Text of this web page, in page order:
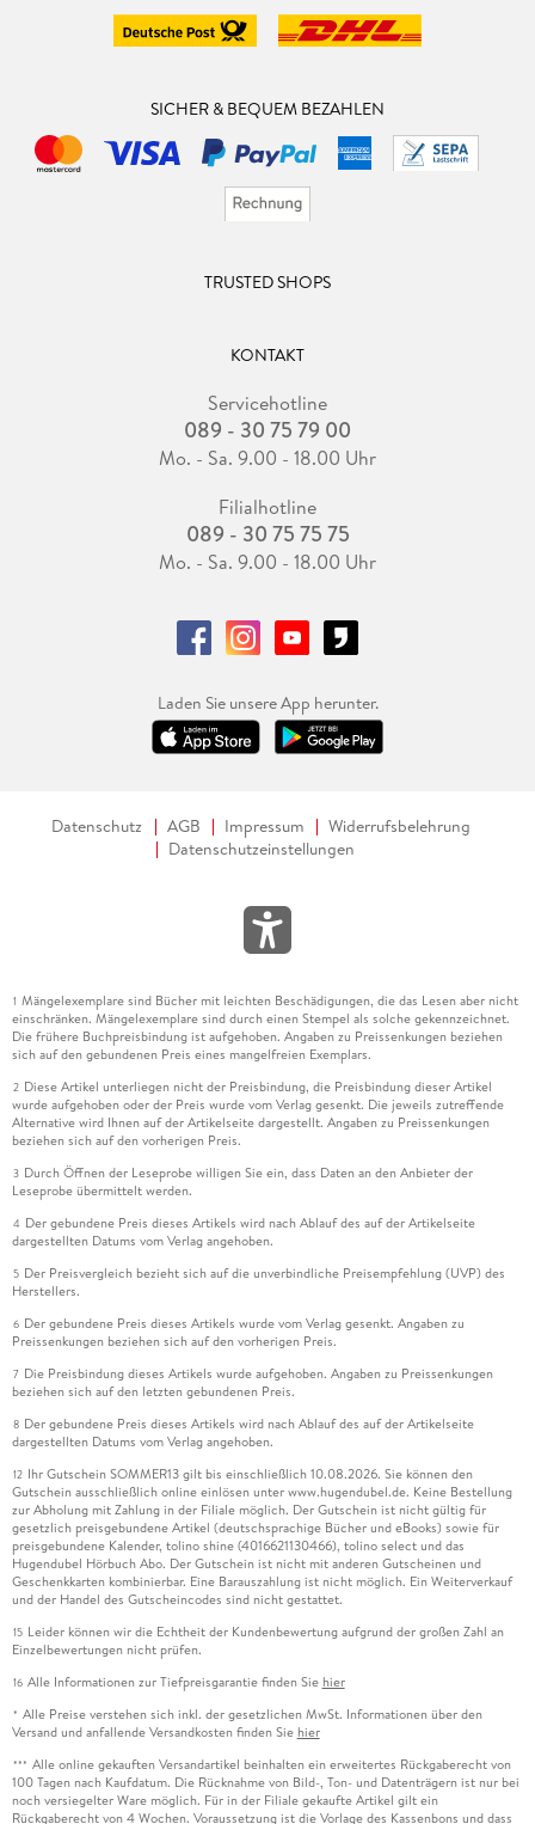
SICHER & BEQUEM BEZAHLEN
TRUSTED SHOPS
KONTAKT
Servicehotline
089 - 30 75 79 00
Mo. - Sa. 9.00 - 18.00 Uhr
Filialhotline
089 - 30 75 75 75
Mo. - Sa. 9.00 - 18.00 Uhr
Laden Sie unsere App herunter.
Datenschutz AGB Impressum
Widerrufsbelehrung
Datenschutzeinstellungen
1 Mängelexemplare sind Bücher mit leichten Beschädigungen, die das Lesen aber nicht
einschränken. Mängelexemplare sind durch einen Stempel als solche gekennzeichnet.
Die frühere Buchpreisbindung ist aufgehoben. Angaben zu Preissenkungen beziehen
sich auf den gebundenen Preis eines mangelfreien Exemplars.
2 Diese Artikel unterliegen nicht der Preisbindung, die Preisbindung dieser Artikel
wurde aufgehoben oder der Preis wurde vom Verlag gesenkt. Die jeweils zutreffende
Alternative wird Ihnen auf der Artikelseite dargestellt. Angaben zu Preissenkungen
beziehen sich auf den vorherigen Preis.
3 Durch Öffnen der Leseprobe willigen Sie ein, dass Daten an den Anbieter der
Leseprobe übermittelt werden.
4 Der gebundene Preis dieses Artikels wird nach Ablauf des auf der Artikelseite
dargestellten Datums vom Verlag angehoben.
5 Der Preisvergleich bezieht sich auf die unverbindliche Preisempfehlung (UVP) des
Herstellers.
6 Der gebundene Preis dieses Artikels wurde vom Verlag gesenkt. Angaben zu
Preissenkungen beziehen sich auf den vorherigen Preis.
7 Die Preisbindung dieses Artikels wurde aufgehoben. Angaben zu Preissenkungen
beziehen sich auf den letzten gebundenen Preis.
8 Der gebundene Preis dieses Artikels wird nach Ablauf des auf der Artikelseite
dargestellten Datums vom Verlag angehoben.
12 Ihr Gutschein SOMMER13 gilt bis einschließlich 10.08.2026. Sie können den
Gutschein ausschließlich online einlösen unter www.hugendubel.de. Keine Bestellung
zur Abholung mit Zahlung in der Filiale möglich. Der Gutschein ist nicht gültig für
gesetzlich preisgebundene Artikel (deutschsprachige Bücher und eBooks) sowie für
preisgebundene Kalender, tolino shine (4016621130466), tolino select und das
Hugendubel Hörbuch Abo. Der Gutschein ist nicht mit anderen Gutscheinen und
Geschenkkarten kombinierbar. Eine Barauszahlung ist nicht möglich. Ein Weiterverkauf
und der Handel des Gutscheincodes sind nicht gestattet.
15 Leider können wir die Echtheit der Kundenbewertung aufgrund der großen Zahl an
Einzelbewertungen nicht prüfen.
16 Alle Informationen zur Tiefpreisgarantie finden Sie hier
* Alle Preise verstehen sich inkl. der gesetzlichen MwSt. Informationen über den
Versand und anfallende Versandkosten finden Sie hier
*** Alle online gekauften Versandartikel beinhalten ein erweitertes Rückgaberecht von
100 Tagen nach Kaufdatum. Die Rücknahme von Bild-, Ton- und Datenträgern ist nur bei
noch versiegelter Ware möglich. Für in der Filiale gekaufte Artikel gilt ein
Rückgaberecht von 4 Wochen. Voraussetzung ist die Vorlage des Kassenbons und dass